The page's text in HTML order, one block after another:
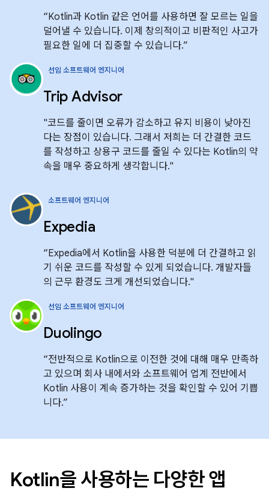
“Kotlin과 Kotlin 같은 언어를 사용하면 잘 모르는 일을
덜어낼 수 있습니다. 이제 창의적이고 비판적인 사고가
필요한 일에 더 집중할 수 있습니다.”
선임 소프트웨어 엔지니어
Trip Advisor
"코드를 줄이면 오류가 감소하고 유지 비용이 낮아진
다는 장점이 있습니다. 그래서 저희는 더 간결한 코드
를 작성하고 상용구 코드를 줄일 수 있다는 Kotlin의 약
속을 매우 중요하게 생각합니다."
소프트웨어 엔지니어
Expedia
“Expedia에서 Kotlin을 사용한 덕분에 더 간결하고 읽
기 쉬운 코드를 작성할 수 있게 되었습니다. 개발자들
의 근무 환경도 크게 개선되었습니다."
선임 소프트웨어 엔지니어
Duolingo
“전반적으로 Kotlin으로 이전한 것에 대해 매우 만족하
고 있으며 회사 내에서와 소프트웨어 업계 전반에서
Kotlin 사용이 계속 증가하는 것을 확인할 수 있어 기쁩
니다.”
Kotlin을 사용하는 다양한 앱